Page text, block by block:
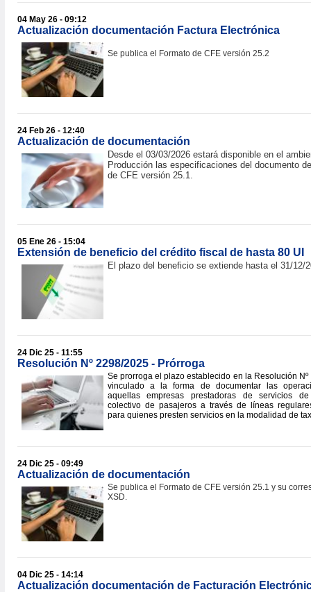
04 May 26 - 09:12
Actualización documentación Factura Electrónica
Se publica el Formato de CFE versión 25.2
24 Feb 26 - 12:40
Actualización de documentación
Desde el 03/03/2026 estará disponible en el
Producción las especificaciones del documento
de CFE versión 25.1.
05 Ene 26 - 15:04
Extensión de beneficio del crédito fiscal de hasta 80 UI
El plazo del beneficio se extiende hasta el 31/12/
24 Dic 25 - 11:55
Resolución Nº 2298/2025 - Prórroga
Se prorroga el plazo establecido en la Resolución
vinculado a la forma de documentar las
aquellas empresas prestadoras de servicios de
colectivo de pasajeros a través de líneas
para quienes presten servicios en la modalidad de
24 Dic 25 - 09:49
Actualización de documentación
Se publica el Formato de CFE versión 25.1 y su
XSD.
04 Dic 25 - 14:14
Actualización documentación de Facturación